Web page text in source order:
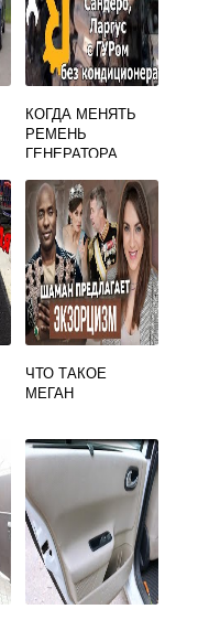
КОГДА МЕНЯТЬ
РЕМЕНЬ
ГЕНЕРАТОРА
ЧТО ТАКОЕ
МЕГАН